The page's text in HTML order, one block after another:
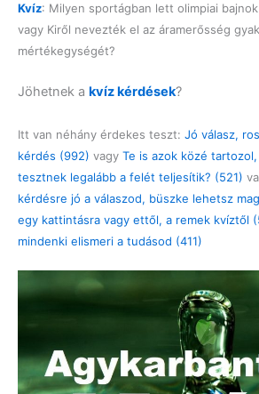
Kvíz: Milyen sportágban lett olimpiai
vagy Kiről nevezték el az áramerősség
mértékegységét?
Jöhetnek a kvíz kérdések?
Itt van néhány érdekes teszt: Jó válasz,
kérdés (992) vagy Te is azok közé
tesztnek legalább a felét teljesítik? (521)
kérdésre jó a válaszod, büszke lehetsz
egy kattintásra vagy ettől, a remek kvíztől
mindenki elismeri a tudásod (411)